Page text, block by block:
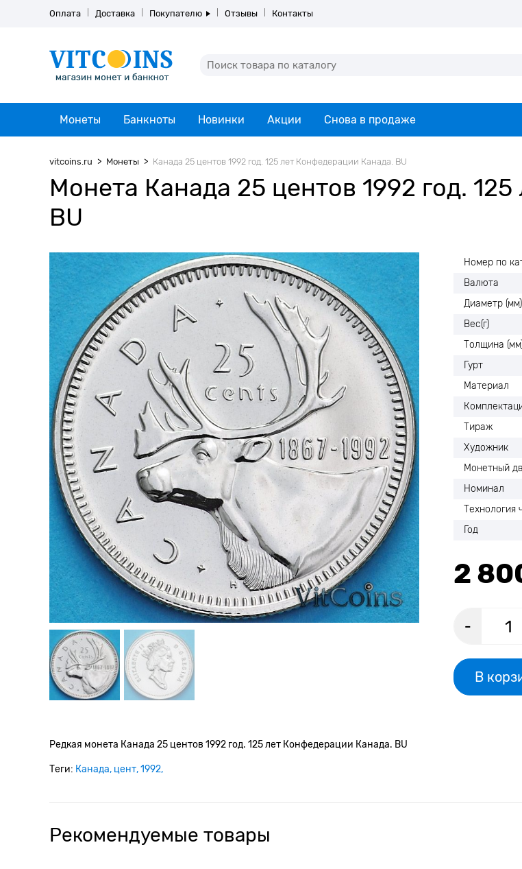
Оплата Доставка Покупателю Отзывы Контакты
Монеты Банкноты Новинки Акции Снова в продаже
vitcoins.ru Монеты Канада 25 центов 1992 год. 125 лет Конфедерации Канада. BU
Монета Канада 25 центов 1992 год.
BU
Номер по
Валюта
Диаметр (мм)
Вес(г)
Толщина
Гурт
Материал
Тираж
Художник
Монетный
Номинал
Технология
Год
2
-
В
Редкая монета Канада 25 центов 1992 год. 125 лет Конфедерации Канада. BU
Теги: Канада цент 1992
Рекомендуемые товары